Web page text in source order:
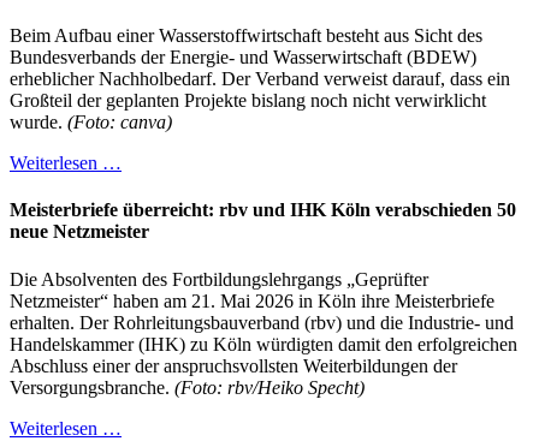
Beim Aufbau einer Wasserstoffwirtschaft besteht aus Sicht des
Bundesverbands der Energie- und Wasserwirtschaft (BDEW)
erheblicher Nachholbedarf. Der Verband verweist darauf, dass ein
Großteil der geplanten Projekte bislang noch nicht verwirklicht
wurde. (Foto: canva)
Weiterlesen …
Meisterbriefe überreicht: rbv und IHK Köln verabschieden 50
neue Netzmeister
Die Absolventen des Fortbildungslehrgangs „Geprüfter
Netzmeister“ haben am 21. Mai 2026 in Köln ihre Meisterbriefe
erhalten. Der Rohrleitungsbauverband (rbv) und die Industrie- und
Handelskammer (IHK) zu Köln würdigten damit den erfolgreichen
Abschluss einer der anspruchsvollsten Weiterbildungen der
Versorgungsbranche. (Foto: rbv/Heiko Specht)
Weiterlesen …